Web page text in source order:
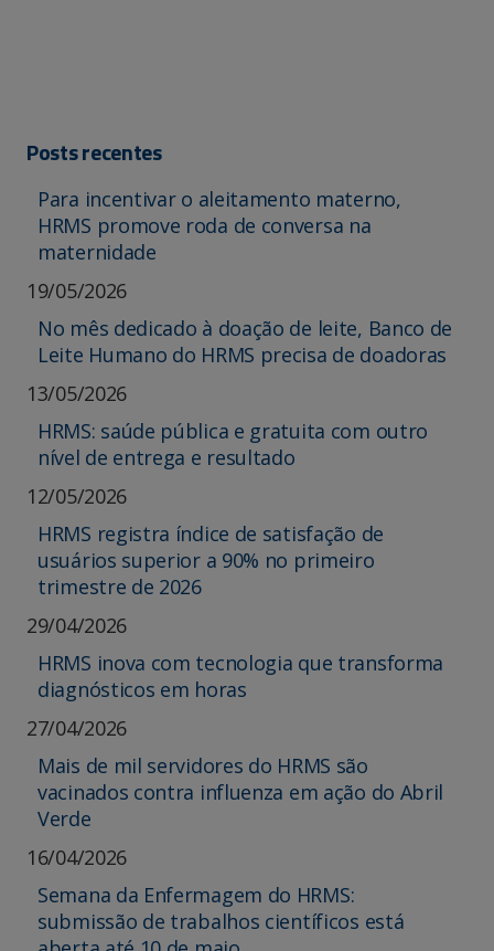
Posts recentes
Para incentivar o aleitamento materno,
HRMS promove roda de conversa na
maternidade
19/05/2026
No mês dedicado à doação de leite, Banco de
Leite Humano do HRMS precisa de doadoras
13/05/2026
HRMS: saúde pública e gratuita com outro
nível de entrega e resultado
12/05/2026
HRMS registra índice de satisfação de
usuários superior a 90% no primeiro
trimestre de 2026
29/04/2026
HRMS inova com tecnologia que transforma
diagnósticos em horas
27/04/2026
Mais de mil servidores do HRMS são
vacinados contra influenza em ação do Abril
Verde
16/04/2026
Semana da Enfermagem do HRMS:
submissão de trabalhos científicos está